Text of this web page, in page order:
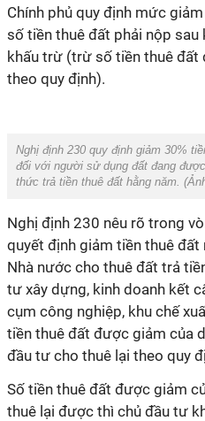
Chính phủ quy định mức
số tiền thuê đất phải nộp
khấu trừ (trừ số tiền thuê
theo quy định).
Nghị định 230 quy định giảm 30%
đối với người sử dụng đất đang
thức trả tiền thuê đất hằng năm.
Nghị định 230 nêu rõ trong
quyết định giảm tiền thuê
Nhà nước cho thuê đất trả
tư xây dựng, kinh doanh kết
cụm công nghiệp, khu chế
tiền thuê đất được giảm của
đầu tư cho thuê lại theo quy
Số tiền thuê đất được giảm
thuê lại được thì chủ đầu tư